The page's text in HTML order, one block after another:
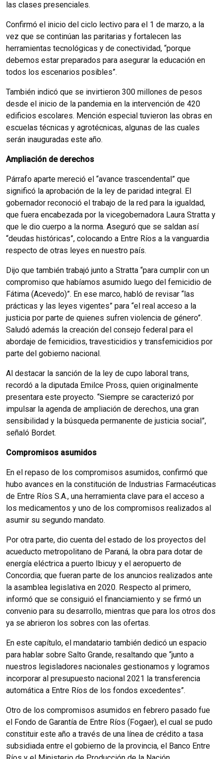
las clases presenciales.
Confirmó el inicio del ciclo lectivo para el 1 de marzo, a la
vez que se continúan las paritarias y fortalecen las
herramientas tecnológicas y de conectividad, “porque
debemos estar preparados para asegurar la educación en
todos los escenarios posibles”.
También indicó que se invirtieron 300 millones de pesos
desde el inicio de la pandemia en la intervención de 420
edificios escolares. Mención especial tuvieron las obras en
escuelas técnicas y agrotécnicas, algunas de las cuales
serán inauguradas este año.
Ampliación de derechos
Párrafo aparte mereció el “avance trascendental” que
significó la aprobación de la ley de paridad integral. El
gobernador reconoció el trabajo de la red para la igualdad,
que fuera encabezada por la vicegobernadora Laura Stratta y
que le dio cuerpo a la norma. Aseguró que se saldan así
“deudas históricas”, colocando a Entre Ríos a la vanguardia
respecto de otras leyes en nuestro país.
Dijo que también trabajó junto a Stratta “para cumplir con un
compromiso que habíamos asumido luego del femicidio de
Fátima (Acevedo)”. En ese marco, habló de revisar “las
prácticas y las leyes vigentes” para “el real acceso a la
justicia por parte de quienes sufren violencia de género”.
Saludó además la creación del consejo federal para el
abordaje de femicidios, travesticidios y transfemicidios por
parte del gobierno nacional.
Al destacar la sanción de la ley de cupo laboral trans,
recordó a la diputada Emilce Pross, quien originalmente
presentara este proyecto. “Siempre se caracterizó por
impulsar la agenda de ampliación de derechos, una gran
sensibilidad y la búsqueda permanente de justicia social”,
señaló Bordet.
Compromisos asumidos
En el repaso de los compromisos asumidos, confirmó que
hubo avances en la constitución de Industrias Farmacéuticas
de Entre Ríos S.A., una herramienta clave para el acceso a
los medicamentos y uno de los compromisos realizados al
asumir su segundo mandato.
Por otra parte, dio cuenta del estado de los proyectos del
acueducto metropolitano de Paraná, la obra para dotar de
energía eléctrica a puerto Ibicuy y el aeropuerto de
Concordia; que fueran parte de los anuncios realizados ante
la asamblea legislativa en 2020. Respecto al primero,
informó que se consiguió el financiamiento y se firmó un
convenio para su desarrollo, mientras que para los otros dos
ya se abrieron los sobres con las ofertas.
En este capítulo, el mandatario también dedicó un espacio
para hablar sobre Salto Grande, resaltando que “junto a
nuestros legisladores nacionales gestionamos y logramos
incorporar al presupuesto nacional 2021 la transferencia
automática a Entre Ríos de los fondos excedentes”.
Otro de los compromisos asumidos en febrero pasado fue
el Fondo de Garantía de Entre Ríos (Fogaer), el cual se pudo
constituir este año a través de una línea de crédito a tasa
subsidiada entre el gobierno de la provincia, el Banco Entre